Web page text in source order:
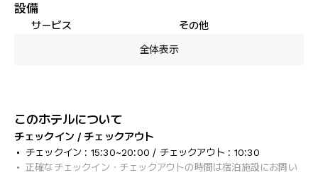
設備
サービス
その他
全体表示
このホテルについて
チェックイン / チェックアウト
チェックイン : 15:30~20:00 / チェックアウト : 10:30
正確なチェックイン・チェックアウトの時間は宿泊施設にお問い